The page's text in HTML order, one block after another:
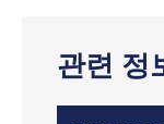
관련 정